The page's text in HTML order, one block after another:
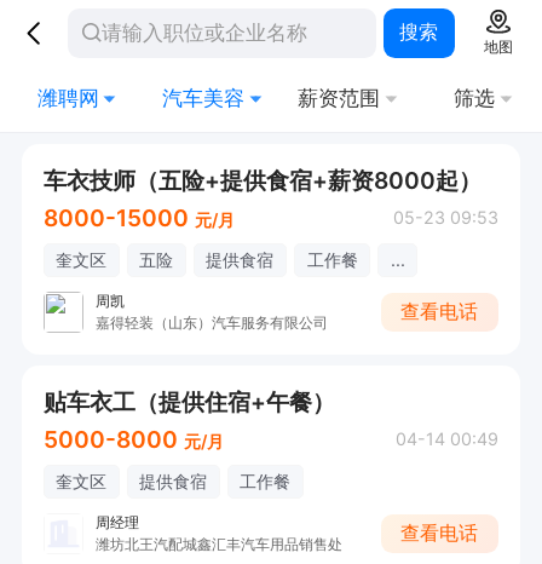
搜索
地图
潍聘网 汽车美容 薪资范围 筛选
车衣技师（五险+提供食宿+薪资8000起）
8000-15000 元/月 05-23 09:53
奎文区 五险 提供食宿 工作餐 ...
周凯
嘉得轻装（山东）汽车服务有限公司
查看电话
贴车衣工（提供住宿+午餐）
5000-8000 元/月 04-14 00:49
奎文区 提供食宿 工作餐
周经理
潍坊北王汽配城鑫汇丰汽车用品销售处
查看电话